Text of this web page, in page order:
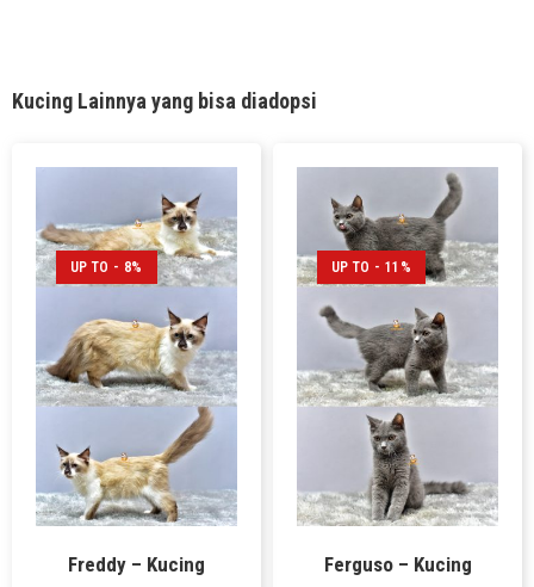
Kucing Lainnya yang bisa diadopsi
UP TO - 8%
Freddy – Kucing
UP TO - 11%
Ferguso – Kucing